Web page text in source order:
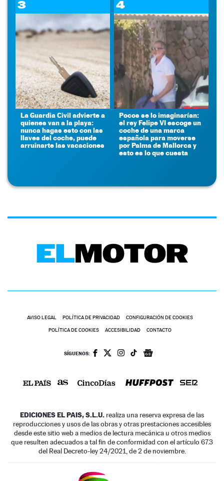
3
La Guardia Civil advierte a
quienes van a la playa:
nunca hagas esto con las
llaves del coche, puede
arruinarte las vacaciones
4
Pocos se lo imaginarían:
el rey Felipe VI escoge un
coche de una marca
española para moverse
por Palma de Mallorca y
esto es lo que cuesta
AVISO LEGAL POLÍTICA DE PRIVACIDAD CONFIGURACIÓN DE COOKIES
POLÍTICA DE COOKIES ACCESIBILIDAD CONTACTO
SÍGUENOS:
EDICIONES EL PAIS, S.L.U. realiza una reserva expresa de las
reproducciones y usos de las obras y otras prestaciones accesibles
desde este sitio web a medios de lectura mecánica u otros medios
que resulten adecuados a tal fin de conformidad con el artículo 67.3
del Real Decreto-ley 24/2021, de 2 de noviembre.